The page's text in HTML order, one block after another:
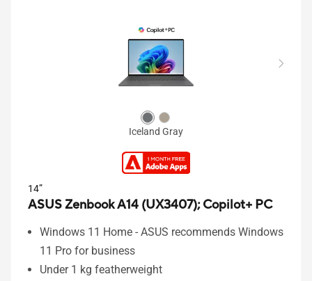
Iceland Gray
14”
ASUS Zenbook A14 (UX3407);Copilot+ PC
Windows 11 Home - ASUS recommends Windows
11 Pro for business
Under 1 kg featherweight